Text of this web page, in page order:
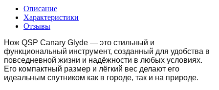
Описание
Характеристики
Отзывы
Нож QSP Canary Glyde — это стильный и
функциональный инструмент, созданный для удобства в
повседневной жизни и надёжности в любых условиях.
Его компактный размер и лёгкий вес делают его
идеальным спутником как в городе, так и на природе.